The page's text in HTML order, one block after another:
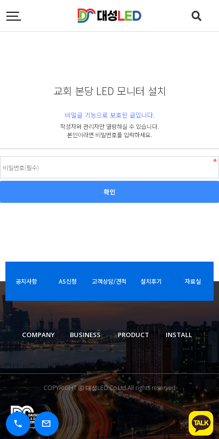
교회 본당 LED 모니터 설치
비밀글 기능으로 보호된 글입니다.
작성자와 관리자만 열람하실 수 있습니다.
본인이라면 비밀번호를 입력하세요.
공지사항 AS신청 고객상담/견적 설치후기 자료실
COMPANY BUSINESS PRODUCT INSTALL
COPYRIGHT ⓒ 대성LED Co.Ltd.All rights reserved